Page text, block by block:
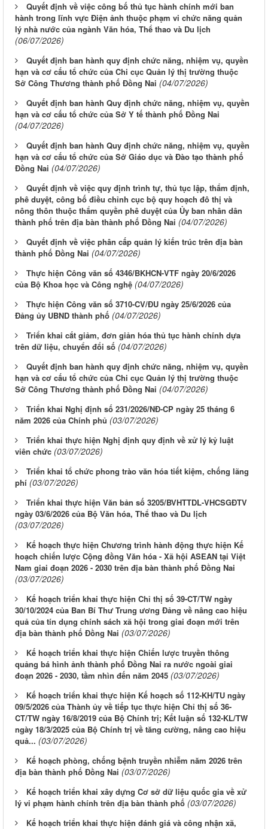
Quyết định về việc công bố thủ tục hành chính mới ban
hành trong lĩnh vực Điện ảnh thuộc phạm vi chức năng quản
lý nhà nước của ngành Văn hóa, Thể thao và Du lịch
(06/07/2026)
Quyết định ban hành quy định chức năng, nhiệm vụ, quyền
hạn và cơ cấu tổ chức của Chi cục Quản lý thị trường thuộc
Sở Công Thương thành phố Đồng Nai (04/07/2026)
Quyết định ban hành Quy định chức năng, nhiệm vụ, quyền
hạn và cơ cấu tổ chức của Sở Y tế thành phố Đồng Nai
(04/07/2026)
Quyết định ban hành Quy định chức năng, nhiệm vụ, quyền
hạn và cơ cấu tổ chức của Sở Giáo dục và Đào tạo thành phố
Đồng Nai (04/07/2026)
Quyết định về việc quy định trình tự, thủ tục lập, thẩm định,
phê duyệt, công bố điều chỉnh cục bộ quy hoạch đô thị và
nông thôn thuộc thẩm quyền phê duyệt của Ủy ban nhân dân
thành phố trên địa bàn thành phố Đồng Nai (04/07/2026)
Quyết định về việc phân cấp quản lý kiến trúc trên địa bàn
thành phố Đồng Nai (04/07/2026)
Thực hiện Công văn số 4346/BKHCN-VTF ngày 20/6/2026
của Bộ Khoa học và Công nghệ (04/07/2026)
Thực hiện Công văn số 3710-CV/ĐU ngày 25/6/2026 của
Đảng ủy UBND thành phố (04/07/2026)
Triển khai cắt giảm, đơn giản hóa thủ tục hành chính dựa
trên dữ liệu, chuyển đổi số (04/07/2026)
Quyết định ban hành quy định chức năng, nhiệm vụ, quyền
hạn và cơ cấu tổ chức của Chi cục Quản lý thị trường thuộc
Sở Công Thương thành phố Đồng Nai (04/07/2026)
Triển khai Nghị định số 231/2026/NĐ-CP ngày 25 tháng 6
năm 2026 của Chính phủ (03/07/2026)
Triển khai thực hiện Nghị định quy định về xử lý kỷ luật
viên chức (03/07/2026)
Triển khai tổ chức phong trào văn hóa tiết kiệm, chống lãng
phí (03/07/2026)
Triển khai thực hiện Văn bản số 3205/BVHTTDL-VHCSGĐTV
ngày 03/6/2026 của Bộ Văn hóa, Thể thao và Du lịch
(03/07/2026)
Kế hoạch thực hiện Chương trình hành động thực hiện Kế
hoạch chiến lược Cộng đồng Văn hóa - Xã hội ASEAN tại Việt
Nam giai đoạn 2026 - 2030 trên địa bàn thành phố Đồng Nai
(03/07/2026)
Kế hoạch triển khai thực hiện Chỉ thị số 39-CT/TW ngày
30/10/2024 của Ban Bí Thư Trung ương Đảng về nâng cao hiệu
quả của tín dụng chính sách xã hội trong giai đoạn mới trên
địa bàn thành phố Đồng Nai (03/07/2026)
Kế hoạch triển khai thực hiện Chiến lược truyền thông
quảng bá hình ảnh thành phố Đồng Nai ra nước ngoài giai
đoạn 2026 - 2030, tầm nhìn đến năm 2045 (03/07/2026)
Kế hoạch triển khai thực hiện Kế hoạch số 112-KH/TU ngày
09/5/2026 của Thành ủy về tiếp tục thực hiện Chỉ thị số 36-
CT/TW ngày 16/8/2019 của Bộ Chính trị; Kết luận số 132-KL/TW
ngày 18/3/2025 của Bộ Chính trị về tăng cường, nâng cao hiệu
quả... (03/07/2026)
Kế hoạch phòng, chống bệnh truyền nhiễm năm 2026 trên
địa bàn thành phố Đồng Nai (03/07/2026)
Kế hoạch triển khai xây dựng Cơ sở dữ liệu quốc gia về xử
lý vi phạm hành chính trên địa bàn thành phố (03/07/2026)
Kế hoạch triển khai thực hiện đánh giá và công nhận xã,